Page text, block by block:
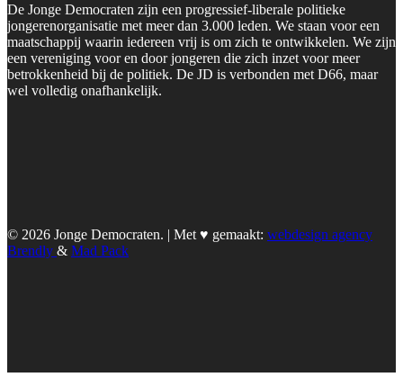
De Jonge Democraten zijn een progressief-liberale politieke
jongerenorganisatie met meer dan 3.000 leden. We staan voor een
maatschappij waarin iedereen vrij is om zich te ontwikkelen. We zijn
een vereniging voor en door jongeren die zich inzet voor meer
betrokkenheid bij de politiek. De JD is verbonden met D66, maar
wel volledig onafhankelijk.
© 2026 Jonge Democraten. | Met ♥︎ gemaakt: webdesign agency
Brendly & Mad Pack